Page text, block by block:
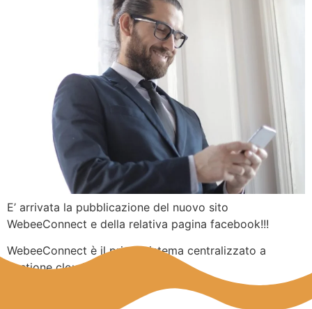
E’ arrivata la pubblicazione del nuovo sito
WebeeConnect e della relativa pagina facebook!!!
WebeeConnect è il primo sistema centralizzato a
gestione cloud per reti Wireless.